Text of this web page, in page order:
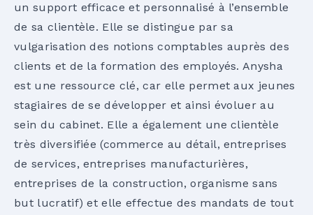
un support efficace et personnalisé à l’ensemble
de sa clientèle. Elle se distingue par sa
vulgarisation des notions comptables auprès des
clients et de la formation des employés. Anysha
est une ressource clé, car elle permet aux jeunes
stagiaires de se développer et ainsi évoluer au
sein du cabinet. Elle a également une clientèle
très diversifiée (commerce au détail, entreprises
de services, entreprises manufacturières,
entreprises de la construction, organisme sans
but lucratif) et elle effectue des mandats de tout